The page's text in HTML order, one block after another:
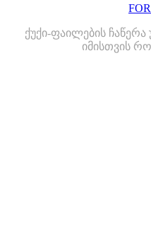
ქუქი-ფაილების
იმისთვის